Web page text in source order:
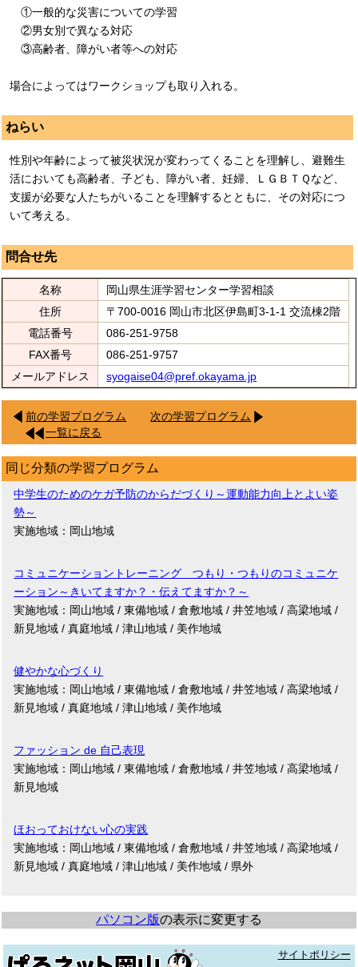
①一般的な災害についての学習
②男女別で異なる対応
③高齢者、障がい者等への対応
場合によってはワークショップも取り入れる。
ねらい
性別や年齢によって被災状況が変わってくることを理解し、避難生
活においても高齢者、子ども、障がい者、妊婦、ＬＧＢＴＱなど、
支援が必要な人たちがいることを理解するとともに、その対応につ
いて考える。
問合せ先
名称
岡山県生涯学習センター学習相談
住所
〒700-0016 岡山市北区伊島町3-1-1 交流棟2階
電話番号
086-251-9758
FAX番号
086-251-9757
メールアドレス
syogaise04@pref.okayama.jp
前の学習プログラム
次の学習プログラム
一覧に戻る
同じ分類の学習プログラム
中学生のためのケガ予防のからだづくり～運動能力向上とよい姿
勢～
実施地域：岡山地域
コミュニケーショントレーニング つもり・つもりのコミュニケ
ーション～きいてますか？・伝えてますか？～
実施地域：岡山地域 / 東備地域 / 倉敷地域 / 井笠地域 / 高梁地域 /
新見地域 / 真庭地域 / 津山地域 / 美作地域
健やかな心づくり
実施地域：岡山地域 / 東備地域 / 倉敷地域 / 井笠地域 / 高梁地域 /
新見地域 / 真庭地域 / 津山地域 / 美作地域
ファッション de 自己表現
実施地域：岡山地域 / 東備地域 / 倉敷地域 / 井笠地域 / 高梁地域 /
新見地域
ほおっておけない心の実践
実施地域：岡山地域 / 東備地域 / 倉敷地域 / 井笠地域 / 高梁地域 /
新見地域 / 真庭地域 / 津山地域 / 美作地域 / 県外
パソコン版の表示に変更する
サイトポリシー